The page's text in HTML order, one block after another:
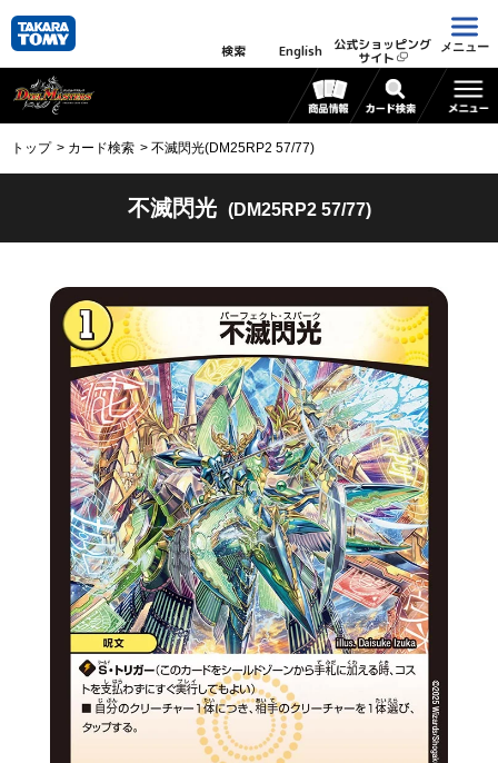
検索 English 公式ショッピング
サイト
メニュー
トップ カード検索 不滅閃光(DM25RP2 57/77)
不滅閃光 (DM25RP2 57/77)